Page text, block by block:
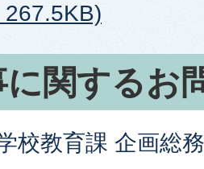
に関するお
校教育課 企画総